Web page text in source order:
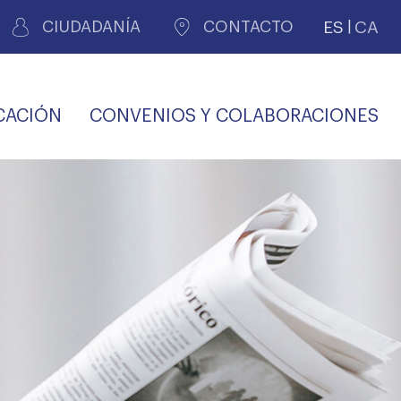
CIUDADANÍA CONTACTO ES CA
CONVENIOS Y COLABORACIONES
PERSONAL LABORAL
COMLL
SALUD Y APOYO AL
AGENCIA DE
VIDA
PROFESIONAL
OFERTAS Y
TRANSPARENCIA
TRÁMITES CONSULTA
MÉDICA